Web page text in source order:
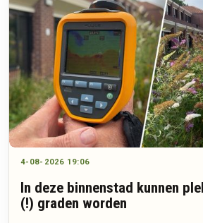
4-08-2026 19:06
In deze binnenstad kunnen
(!) graden worden